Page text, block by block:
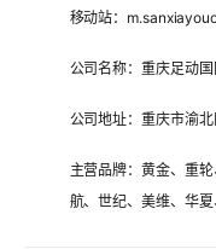
移动站：
公司名称：重庆足动
公司地址：重庆市渝
主营品牌：黄金、重
航、世纪、美维、华